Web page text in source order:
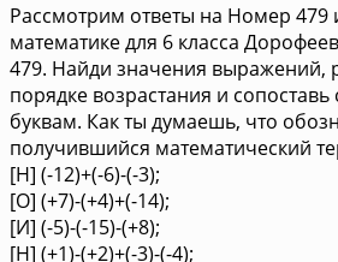
Рассмотрим ответы на Номер 479
математике для 6 класса
479. Найди значения выражений,
порядке возрастания и
буквам. Как ты думаешь, что
получившийся математический
[Н] (-12)+(-6)-(-3);
[О] (+7)-(+4)+(-14);
[И] (-5)-(-15)-(+8);
[Н] (+1)-(+2)+(-3)-(-4);